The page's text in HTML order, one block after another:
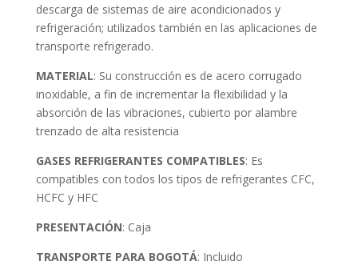
descarga de sistemas de aire acondicionados y
refrigeración; utilizados también en las aplicaciones de
transporte refrigerado.
MATERIAL: Su construcción es de acero corrugado
inoxidable, a fin de incrementar la flexibilidad y la
absorción de las vibraciones, cubierto por alambre
trenzado de alta resistencia
GASES REFRIGERANTES COMPATIBLES: Es
compatibles con todos los tipos de refrigerantes CFC,
HCFC y HFC
PRESENTACIÓN: Caja
TRANSPORTE PARA BOGOTÁ: Incluido